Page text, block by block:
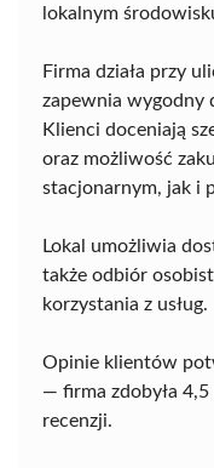
lokalnym
Firma działa przy
zapewnia wygodny
Klienci doceniają
oraz możliwość
stacjonarnym, jak i
Lokal umożliwia
także odbiór
korzystania z usług.
Opinie klientów
— firma zdobyła
recenzji.